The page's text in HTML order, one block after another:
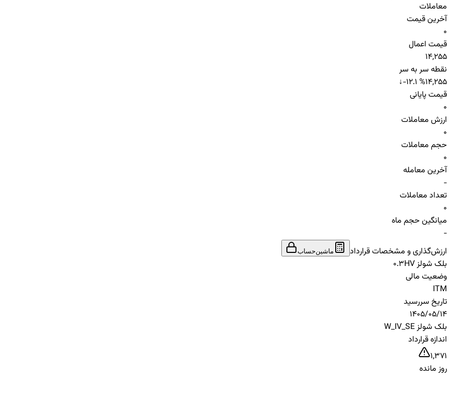
معاملات
آخرین قیمت
0
قیمت اعمال
14,255
نقطه سر به سر
14,255
↓-12.1 %
قیمت پایانی
0
ارزش معاملات
0
حجم معاملات
0
آخرین معامله
-
تعداد معاملات
0
میانگین حجم ماه
-
ارزش‌گذاری و مشخصات قرارداد
ماشین‌حساب
بلک شولز HV
0.3
وضعیت مالی
ITM
تاریخ سررسید
1405/05/14
بلک شولز W_IV_SE
اندازه قرارداد
1,371
روز مانده